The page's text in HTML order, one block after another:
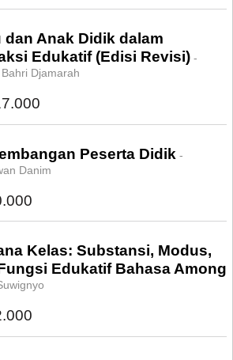
dan Anak Didik dalam
Edukatif (Edisi Revisi) -
Djamarah
Peserta Didik -
Danim
Kelas: Substansi, Modus,
Edukatif Bahasa Among